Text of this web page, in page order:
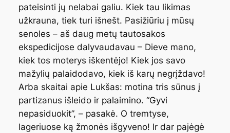
pateisinti jų nelabai galiu. Kiek tau likimas
užkrauna, tiek turi išnešt. Pasižiūriu į mūsų
senoles – aš daug metų tautosakos
ekspedicijose dalyvaudavau – Dieve mano,
kiek tos moterys iškentėjo! Kiek jos savo
mažylių palaidodavo, kiek iš karų negrįždavo!
Arba skaitai apie Lukšas: motina tris sūnus į
partizanus išleido ir palaimino. “Gyvi
nepasiduokit”, – pasakė. O tremtyse,
lageriuose ką žmonės išgyveno! Ir dar pajėgė